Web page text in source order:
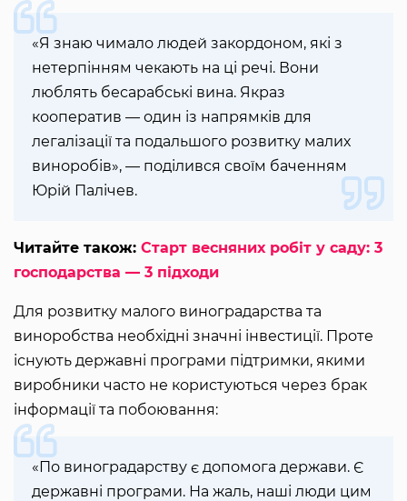
«Я знаю чимало людей закордоном, які з
нетерпінням чекають на ці речі. Вони
люблять бесарабські вина. Якраз
кооператив — один із напрямків для
легалізації та подальшого розвитку малих
виноробів», — поділився своїм баченням
Юрій Палічев.
Читайте також: Старт весняних робіт у саду: 3
господарства — 3 підходи
Для розвитку малого виноградарства та
виноробства необхідні значні інвестиції. Проте
існують державні програми підтримки, якими
виробники часто не користуються через брак
інформації та побоювання:
«По виноградарству є допомога держави. Є
державні програми. На жаль, наші люди цим